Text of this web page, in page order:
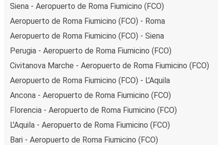
Siena - Aeropuerto de Roma Fiumicino (FCO)
Aeropuerto de Roma Fiumicino (FCO) - Roma
Aeropuerto de Roma Fiumicino (FCO) - Siena
Perugia - Aeropuerto de Roma Fiumicino (FCO)
Civitanova Marche - Aeropuerto de Roma Fiumicino (FCO)
Aeropuerto de Roma Fiumicino (FCO) - L'Aquila
Ancona - Aeropuerto de Roma Fiumicino (FCO)
Florencia - Aeropuerto de Roma Fiumicino (FCO)
L'Aquila - Aeropuerto de Roma Fiumicino (FCO)
Bari - Aeropuerto de Roma Fiumicino (FCO)